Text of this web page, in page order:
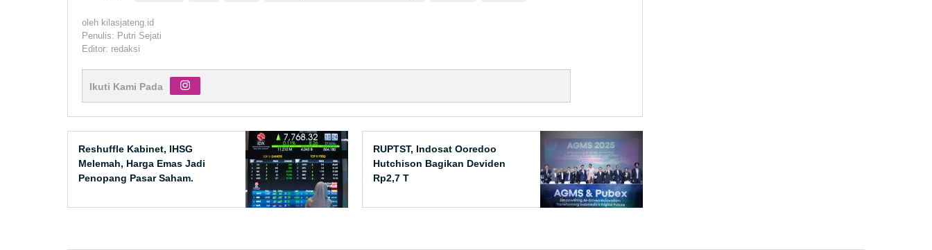
oleh kilasjateng.id
Penulis: Putri Sejati
Editor: redaksi
Ikuti Kami Pada
Reshuffle Kabinet, IHSG
Melemah, Harga Emas Jadi
Penopang Pasar Saham.
RUPTST, Indosat Ooredoo
Hutchison Bagikan Deviden
Rp2,7 T